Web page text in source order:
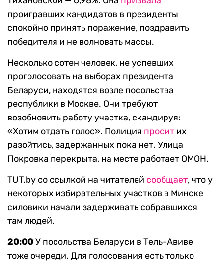
проигравших кандидатов в президенты
спокойно принять поражение, поздравить
победителя и не волновать массы.
Несколько сотен человек, не успевших
проголосовать на выборах президента
Беларуси, находятся возле посольства
республики в Москве. Они требуют
возобновить работу участка, скандируя:
«Хотим отдать голос». Полиция просит их
разойтись, задержанных пока нет. Улица
Покровка перекрыта, на месте работает ОМОН.
TUT.by со ссылкой на читателей сообщает, что у
некоторых избирательных участков в Минске
силовики начали задерживать собравшихся
там людей.
20:00У посольства Беларуси в Тель-Авиве
тоже очереди. Для голосования есть только